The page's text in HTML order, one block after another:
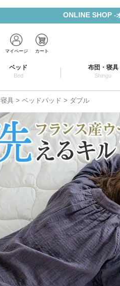
ONLINE SHOP -
マイページ カート
ベッド
Bed
布団・寝具
Shingu
寝具 ベッドパッド ダブル